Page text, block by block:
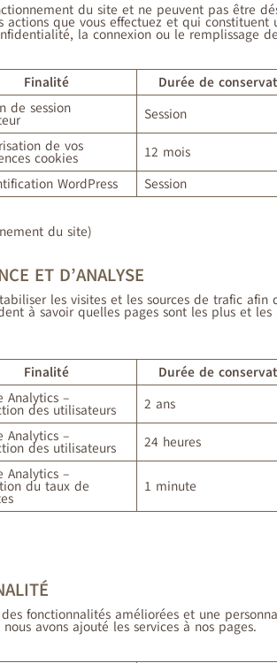
du site et ne peuvent pas être
actions que vous effectuez et qui
la connexion ou le remplissage
Finalité Durée de
de session Session
de vos
cookies 12 mois
WordPress Session
du site)
ET D’ANALYSE
les visites et les sources de trafic afin
à savoir quelles pages sont les plus et
Finalité Durée de
Analytics –
des utilisateurs 2 ans
Analytics –
des utilisateurs 24 heures
Analytics –
du taux de 1 minute
fonctionnalités améliorées et une
avons ajouté les services à nos pages.